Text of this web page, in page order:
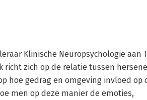
Klinische Neuropsychologie aan
richt zich op de relatie tussen
hoe gedrag en omgeving invloed op
men op deze manier de emoties,